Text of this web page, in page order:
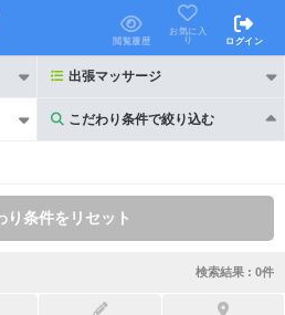
閲覧履歴
お気に入
り
ログイン
出張マッサージ
こだわり条件で絞り込む
こだわり条件で絞り込む
り条件をリセット
検索結果 : 0件